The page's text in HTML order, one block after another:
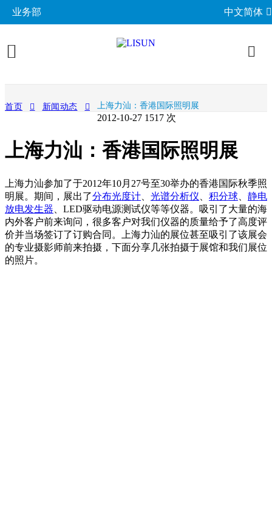
业务部 中文简体
分布光度计系统
LED老化与热阻测试
光生物安全与蓝光危害
其他LED测试设备
EMC电磁兼容
EMS电磁抗扰度测试仪
交流与直流测试电源
高低温湿热试验箱
IP防水防尘测试设备
耐候与腐蚀测试
电气安规测试
阻燃与防火测试设备
安规测试仪
机械力学与量规
机械力学测试机
材料与光学分析
LED与灯具测试方案
LED驱动测试方案
家用电器测试方案
移动与网络测试方案
相关标准
GB 中国国家标准
IEC国际电工委员会
ISO国际标准化组织
CIE国际照明委员会
成功案例
关于力汕
电子目录
新闻动态
联系我们
首页 新闻动态 上海力汕：香港国际照明展
2012-10-27 1517 次
上海力汕：香港国际照明展
上海力汕参加了于2012年10月27号至30举办的香港国际秋季照
明展。期间，展出了分布光度计 光谱分析仪 积分球
静电
放电发生器 、LED驱动电源测试仪等等仪器。吸引了大量的海
内外客户前来询问，很多客户对我们仪器的质量给予了高度评
价并当场签订了订购合同。上海力汕的展位甚至吸引了该展会
的专业摄影师前来拍摄，下面分享几张拍摄于展馆和我们展位
的照片。